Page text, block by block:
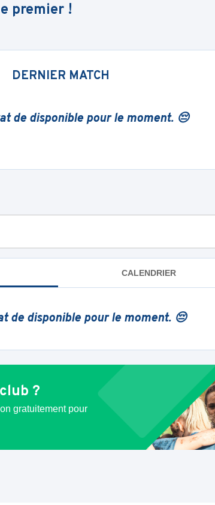
premier !
DERNIER MATCH
de disponible pour le moment. 😔
CALENDRIER
de disponible pour le moment. 😔
?
gratuitement pour